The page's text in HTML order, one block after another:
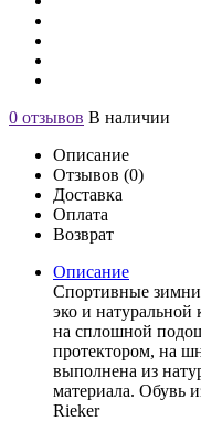
0 отзывов В наличии
Описание
Отзывов (0)
Доставка
Оплата
Возврат
Описание
Спортивные
эко и натуральной
на сплошной
протектором, на
выполнена из
материала. Обувь
Rieker